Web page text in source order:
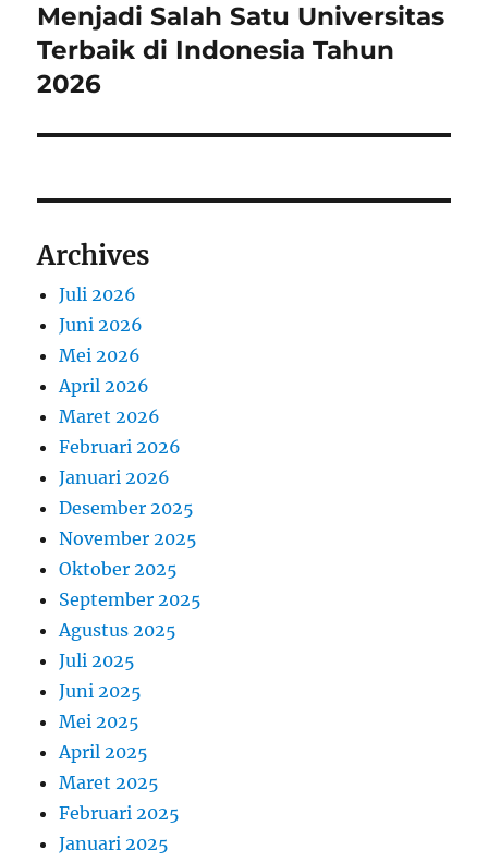
post:
Menjadi Salah Satu Universitas
Terbaik di Indonesia Tahun
2026
Archives
Juli 2026
Juni 2026
Mei 2026
April 2026
Maret 2026
Februari 2026
Januari 2026
Desember 2025
November 2025
Oktober 2025
September 2025
Agustus 2025
Juli 2025
Juni 2025
Mei 2025
April 2025
Maret 2025
Februari 2025
Januari 2025